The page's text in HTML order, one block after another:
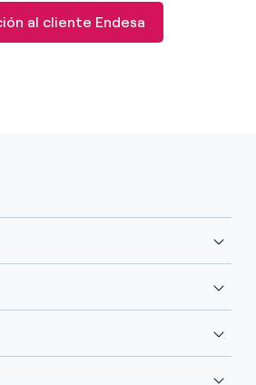
al cliente Endesa